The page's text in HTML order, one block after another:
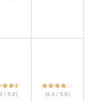
/ 5.0) (4.0 / 5.0)